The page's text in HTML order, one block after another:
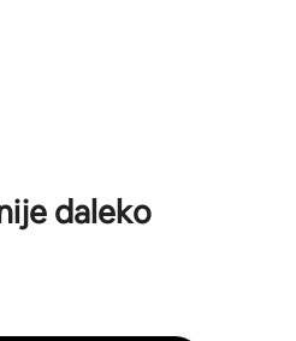
daleko